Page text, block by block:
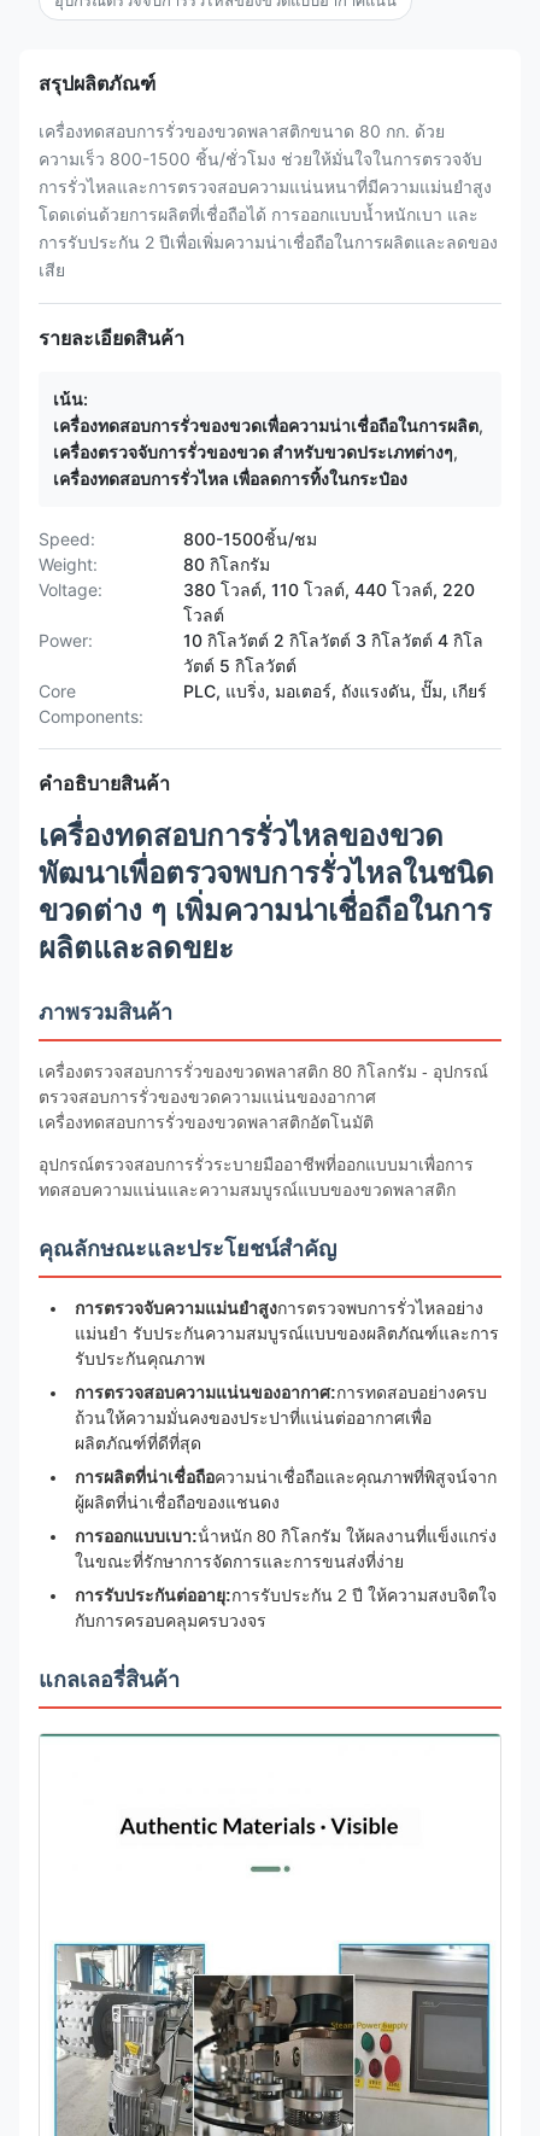
สรุปผลิตภัณฑ์
เครื่องทดสอบการรั่วของขวดพลาสติกขนาด 80 กก. ด้วย
ความเร็ว 800-1500 ชิ้น/ชั่วโมง ช่วยให้มั่นใจในการตรวจจับ
การรั่วไหลและการตรวจสอบความแน่นหนาที่มีความแม่นยำสูง
โดดเด่นด้วยการผลิตที่เชื่อถือได้ การออกแบบน้ำหนักเบา และ
การรับประกัน 2 ปีเพื่อเพิ่มความน่าเชื่อถือในการผลิตและลดของ
เสีย
รายละเอียดสินค้า
เน้น:
เครื่องทดสอบการรั่วของขวดเพื่อความน่าเชื่อถือในการผลิต,
เครื่องตรวจจับการรั่วของขวด สําหรับขวดประเภทต่างๆ,
เครื่องทดสอบการรั่วไหล เพื่อลดการทิ้งในกระป๋อง
Speed:
800-1500ชิ้น/ชม
Weight:
80 กิโลกรัม
Voltage:
380 โวลต์, 110 โวลต์, 440 โวลต์, 220
โวลต์
Power:
10 กิโลวัตต์ 2 กิโลวัตต์ 3 กิโลวัตต์ 4 กิโล
วัตต์ 5 กิโลวัตต์
Core
Components:
PLC, แบริ่ง, มอเตอร์, ถังแรงดัน, ปั๊ม, เกียร์
คำอธิบายสินค้า
เครื่องทดสอบการรั่วไหลของขวด
พัฒนาเพื่อตรวจพบการรั่วไหลในชนิด
ขวดต่าง ๆ เพิ่มความน่าเชื่อถือในการ
ผลิตและลดขยะ
ภาพรวมสินค้า
เครื่องตรวจสอบการรั่วของขวดพลาสติก 80 กิโลกรัม - อุปกรณ์
ตรวจสอบการรั่วของขวดความแน่นของอากาศ
เครื่องทดสอบการรั่วของขวดพลาสติกอัตโนมัติ
อุปกรณ์ตรวจสอบการรั่วระบายมืออาชีพที่ออกแบบมาเพื่อการ
ทดสอบความแน่นและความสมบูรณ์แบบของขวดพลาสติก
คุณลักษณะและประโยชน์สําคัญ
การตรวจจับความแม่นยําสูงการตรวจพบการรั่วไหลอย่าง
แม่นยํา รับประกันความสมบูรณ์แบบของผลิตภัณฑ์และการ
รับประกันคุณภาพ
การตรวจสอบความแน่นของอากาศ:การทดสอบอย่างครบ
ถ้วนให้ความมั่นคงของประปาที่แน่นต่ออากาศเพื่อ
ผลิตภัณฑ์ที่ดีที่สุด
การผลิตที่น่าเชื่อถือความน่าเชื่อถือและคุณภาพที่พิสูจน์จาก
ผู้ผลิตที่น่าเชื่อถือของแชนดง
การออกแบบเบา:น้ําหนัก 80 กิโลกรัม ให้ผลงานที่แข็งแกร่ง
ในขณะที่รักษาการจัดการและการขนส่งที่ง่าย
การรับประกันต่ออายุ:การรับประกัน 2 ปี ให้ความสงบจิตใจ
กับการครอบคลุมครบวงจร
แกลเลอรี่สินค้า